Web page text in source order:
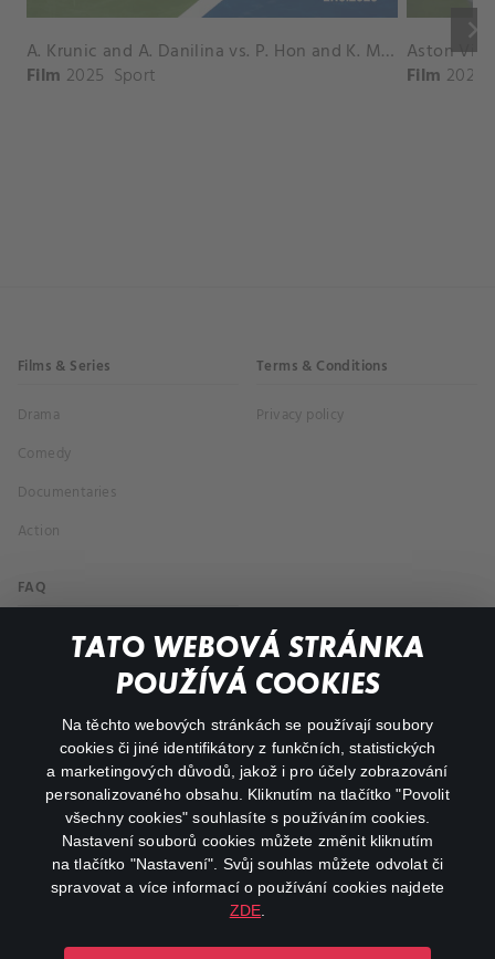
TATO WEBOVÁ STRÁNKA
POUŽÍVÁ COOKIES
Na těchto webových stránkách se používají soubory
cookies či jiné identifikátory z funkčních, statistických
a marketingových důvodů, jakož i pro účely zobrazování
personalizovaného obsahu. Kliknutím na tlačítko "Povolit
všechny cookies" souhlasíte s používáním cookies.
Nastavení souborů cookies můžete změnit kliknutím
na tlačítko "Nastavení". Svůj souhlas můžete odvolat či
spravovat a více informací o používání cookies najdete
ZDE
keyboard_arrow_right
A. Krunic and A. Danilina vs. P. Hon and K. Muchova Match Highlights - BEIJING_Capital Group Diamond ( October 02, 2025)
Film 2025 Sport Film 2026
Films & Series
Drama
Comedy
Documentaries
Action
Terms & Conditions
Privacy policy
FAQ
My profile
facebookinstagram
youtube